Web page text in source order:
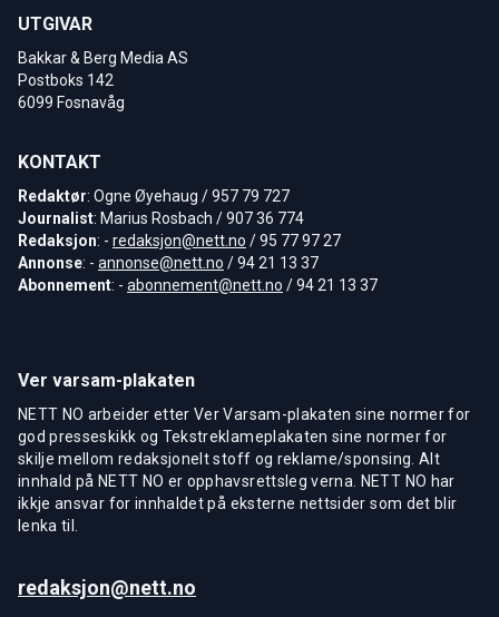
UTGIVAR
Bakkar & Berg Media AS
Postboks 142
6099 Fosnavåg
KONTAKT
Redaktør: Ogne Øyehaug / 957 79 727
Journalist: Marius Rosbach / 907 36 774
Redaksjon: - redaksjon@nett.no / 95 77 97 27
Annonse: - annonse@nett.no / 94 21 13 37
Abonnement: - abonnement@nett.no / 94 21 13 37
Ver varsam-plakaten
NETT NO arbeider etter Ver Varsam-plakaten sine normer for
god presseskikk og Tekstreklameplakaten sine normer for
skilje mellom redaksjonelt stoff og reklame/sponsing. Alt
innhald på NETT NO er opphavsrettsleg verna. NETT NO har
ikkje ansvar for innhaldet på eksterne nettsider som det blir
lenka til.
redaksjon@nett.no